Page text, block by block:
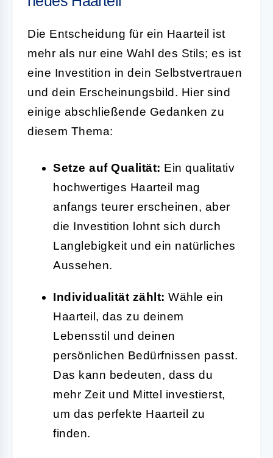
Die Entscheidung für ein Haarteil ist
mehr als nur eine Wahl des Stils; es ist
eine Investition in dein Selbstvertrauen
und dein Erscheinungsbild. Hier sind
einige abschließende Gedanken zu
diesem Thema:
Setze auf Qualität: Ein qualitativ
hochwertiges Haarteil mag
anfangs teurer erscheinen, aber
die Investition lohnt sich durch
Langlebigkeit und ein natürliches
Aussehen.
Individualität zählt: Wähle ein
Haarteil, das zu deinem
Lebensstil und deinen
persönlichen Bedürfnissen passt.
Das kann bedeuten, dass du
mehr Zeit und Mittel investierst,
um das perfekte Haarteil zu
finden.